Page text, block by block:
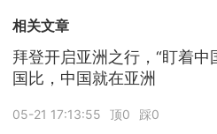
相关文章
拜登开启亚洲之行，“盯着中
国比，中国就在亚洲
05-21 17:13:55 顶0 踩0